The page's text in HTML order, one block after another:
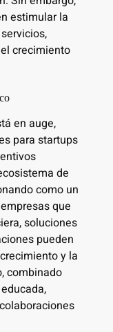
estimular la
crecimiento
en auge,
para startups
de
como un
que
soluciones
pueden
y la
combinado